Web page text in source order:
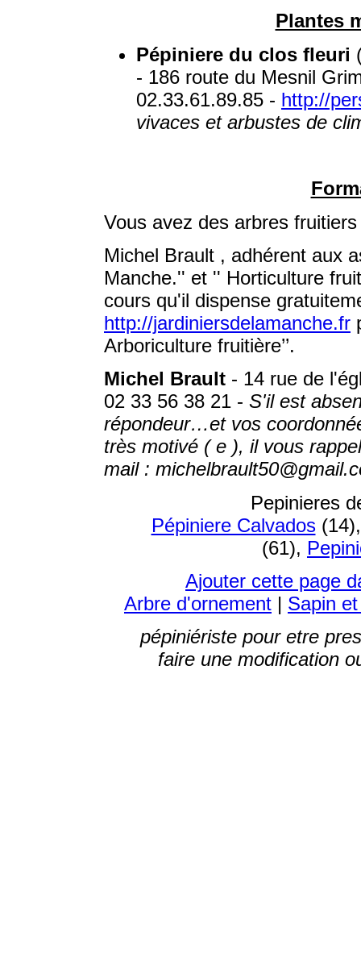
Plantes
Pépiniere du clos fleuri
- 186 route du Mesnil
02.33.61.89.85 - http://
vivaces et arbustes de
Vous avez des arbres
Michel Brault , adhérent aux
Manche.'' et '' Horticulture
cours qu'il dispense
http://jardiniersdelamanche.fr
Arboriculture fruitière’’.
Michel Brault - 14 rue de
02 33 56 38 21 - S'il est
répondeur…et vos
très motivé ( e ), il vous
mail :
Pepinieres
Pépiniere Calvados
(61),
Ajouter cette page
Arbre d'ornement | Sapin
pépiniériste pour etre
faire une modification